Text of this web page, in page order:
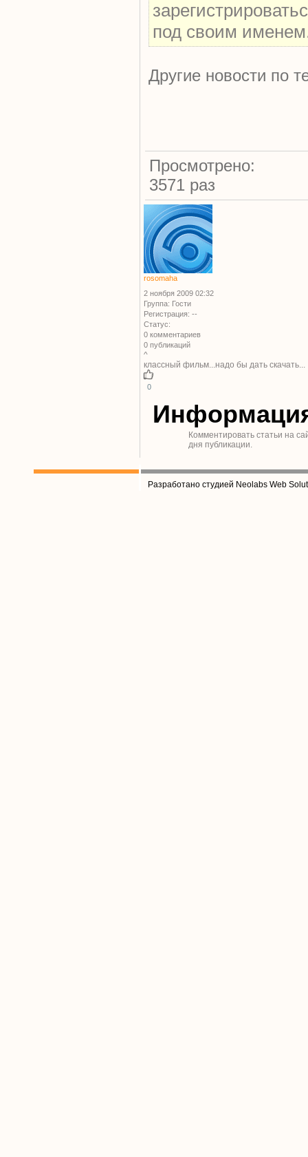
под своим
Другие новости по
Просмотрено:
3571 раз
rosomaha
2 ноября 2009 02:32
Группа: Гости
Регистрация: --
Статус:
0 комментариев
0 публикаций
^
классный фильм...надо бы дать скачать...
0
Комментировать статьи на
дня публикации.
Разработано студией Neolabs Web